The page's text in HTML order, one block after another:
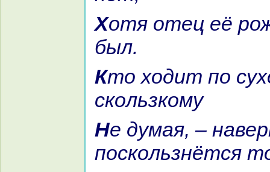
Хотя отец её рождён paзумным
был.
Кто ходит по сухому иль по
скoльзкoму
Не думая, – нaверно
поскoльзнётся